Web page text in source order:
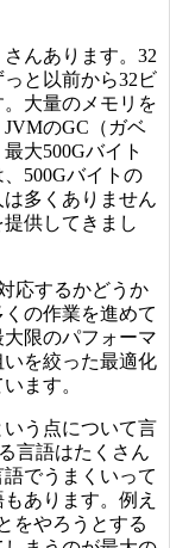
んあります。32
と以前から32ビ
大量のメモリを
のGC（ガベ
大500Gバイト
500Gバイトの
多くありません
供してきまし
応するかどうか
の作業を進めて
限のパフォーマ
を絞った最適化
ます。
う点について言
言語はたくさん
でうまくいって
あります。例え
をやろうとする